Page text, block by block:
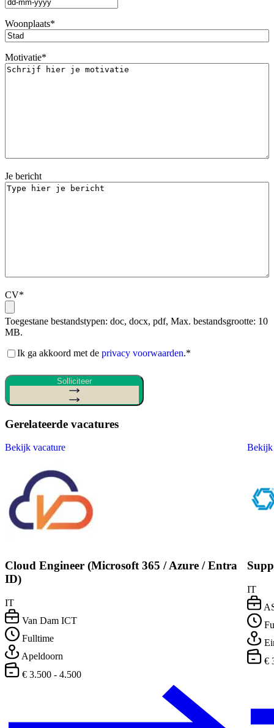
DD
MM
dash
Woonplaats*
Motivatie*
Je bericht
CV*
Toegestane bestandstypen: doc, docx, pdf, Max. bestandsgrootte: 10
MB.
Akkoord
voorwaarden*
Ik ga akkoord met de privacy voorwaarden.*
Solliciteer
Gerelateerde vacatures
Bekijk vacature
Cloud Engineer (Microsoft 365 / Azure / Entra
ID)
IT
Van Dam ICT
Fulltime
Apeldoorn
€ 3.500 - 4.500
Bekijk
IT
€